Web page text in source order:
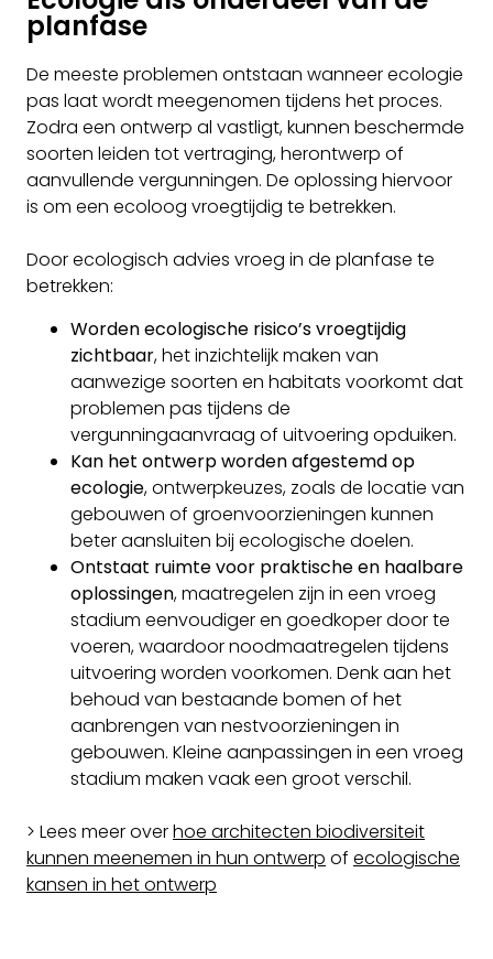
planfase
De meeste problemen ontstaan wanneer ecologie
pas laat wordt meegenomen tijdens het proces.
Zodra een ontwerp al vastligt, kunnen beschermde
soorten leiden tot vertraging, herontwerp of
aanvullende vergunningen. De oplossing hiervoor
is om een ecoloog vroegtijdig te betrekken.
Door ecologisch advies vroeg in de planfase te
betrekken:
Worden ecologische risico’s vroegtijdig
zichtbaar, het inzichtelijk maken van
aanwezige soorten en habitats voorkomt dat
problemen pas tijdens de
vergunningaanvraag of uitvoering opduiken.
Kan het ontwerp worden afgestemd op
ecologie, ontwerpkeuzes, zoals de locatie van
gebouwen of groenvoorzieningen kunnen
beter aansluiten bij ecologische doelen.
Ontstaat ruimte voor praktische en haalbare
oplossingen, maatregelen zijn in een vroeg
stadium eenvoudiger en goedkoper door te
voeren, waardoor noodmaatregelen tijdens
uitvoering worden voorkomen. Denk aan het
behoud van bestaande bomen of het
aanbrengen van nestvoorzieningen in
gebouwen. Kleine aanpassingen in een vroeg
stadium maken vaak een groot verschil.
> Lees meer overhoe architecten biodiversiteit
kunnen meenemen in hun ontwerp of ecologische
kansen in het ontwerp